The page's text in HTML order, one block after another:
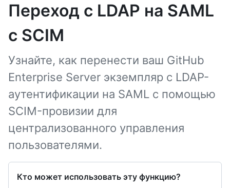
Переход с LDAP на SAML
с SCIM
Узнайте, как перенести ваш GitHub
Enterprise Server экземпляр с LDAP-
аутентификации на SAML с помощью
SCIM-провизии для
централизованного управления
пользователями.
Кто может использовать эту функцию?